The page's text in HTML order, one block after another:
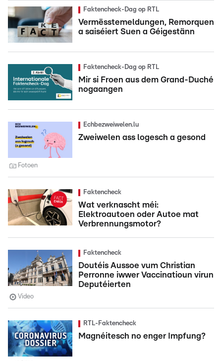
Faktencheck-Dag op RTL
Vermësstemeldungen, Remorquen
a saiséiert Suen a Géigestänn
Faktencheck-Dag op RTL
Mir si Froen aus dem Grand-Duché
nogaangen
Echbezweiwelen.lu
Zweiwelen ass logesch a gesond
Fotoen
Faktencheck
Wat verknascht méi:
Elektroautoen oder Autoe mat
Verbrennungsmotor?
Faktencheck
Doutéis Aussoe vum Christian
Perronne iwwer Vaccinatioun virun
Deputéierten
Video
RTL-Faktencheck
Magnéitesch no enger Impfung?